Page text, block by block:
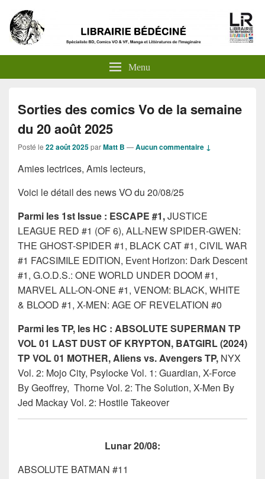
Menu
Sorties des comics Vo de la semaine
du 20 août 2025
Posté le 22 août 2025parMatt B —Aucun commentaire ↓
Amies lectrices, Amis lecteurs,
Voici le détail des news VO du 20/08/25
Parmi les 1st Issue : ESCAPE #1,JUSTICE
LEAGUE RED #1 (OF 6), ALL-NEW SPIDER-GWEN:
THE GHOST-SPIDER #1, BLACK CAT #1, CIVIL WAR
#1 FACSIMILE EDITION, Event Horizon: Dark Descent
#1, G.O.D.S.: ONE WORLD UNDER DOOM #1,
MARVEL ALL-ON-ONE #1, VENOM: BLACK, WHITE
& BLOOD #1, X-MEN: AGE OF REVELATION #0
Parmi les TP, les HC : ABSOLUTE SUPERMAN TP
VOL 01 LAST DUST OF KRYPTON, BATGIRL (2024)
TP VOL 01 MOTHER, Aliens vs. Avengers TP, NYX
Vol. 2: Mojo City, Psylocke Vol. 1: Guardian, X-Force
By Geoffrey, Thorne Vol. 2: The Solution, X-Men By
Jed Mackay Vol. 2: Hostile Takeover
Lunar 20/08:
ABSOLUTE BATMAN #11